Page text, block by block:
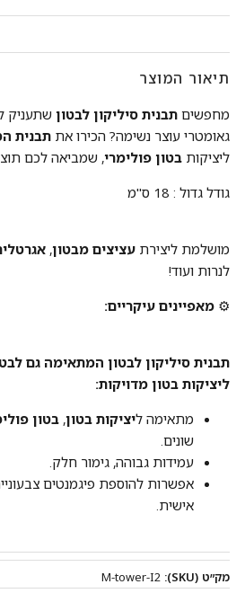
תיאור המוצר
מחפשים תבנית סיליקון לבטון שתעניק
גאומטרי עוצר נשימה? הכירו את תבנית
ליציקות בטון פולימרי, שמביאה לכם
גודל גדול : 18 ס"מ
מושלמת ליצירת עציצים מבטון,
לנרות ועוד!
⚙ מאפיינים עיקריים:
תבנית סיליקון לבטון המתאימה גם
ליציקות בטון מדויקות:
מתאימה ליציקות בטון, בטון
שונים.
עמידות גבוהה, גימור חלק.
אפשרות להוספת פיגמנטים
אישית.
מק״ט (SKU): M-tower-I2